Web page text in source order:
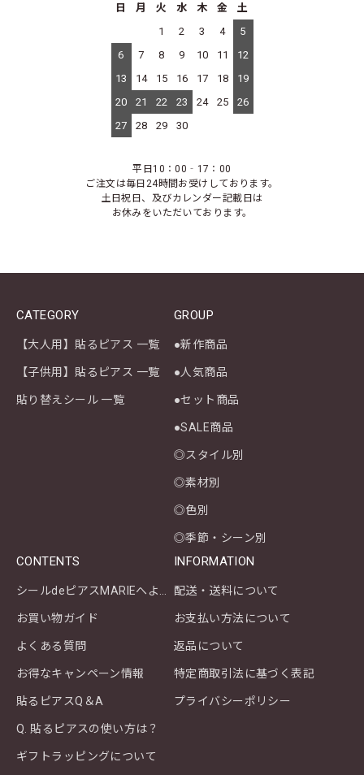
日 月 火 水 木 金
土
1
2 3 4
5
6
7 8 9 10 11
12
13
14 15 16 17 18
19
20
21 22 23 24 25
26
27
28 29 30
平日10：00‐17：00
ご注文は毎日24時間お受けしております。
土日祝日、及びカレンダー記載日は
お休みをいただいております。
CATEGORY
【大人用】貼るピアス 一覧
【子供用】貼るピアス 一覧
貼り替えシール 一覧
GROUP
●新作商品
●人気商品
●セット商品
●SALE商品
◎スタイル別
◎素材別
◎色別
◎季節・シーン別
CONTENTS
お買い物ガイド
よくある質問
お得なキャンペーン情報
貼るピアスQ＆A
Q. 貼るピアスの使い方は？
ギフトラッピングについて
INFORMATION
配送・送料について
お支払い方法について
返品について
特定商取引法に基づく表記
プライバシーポリシー